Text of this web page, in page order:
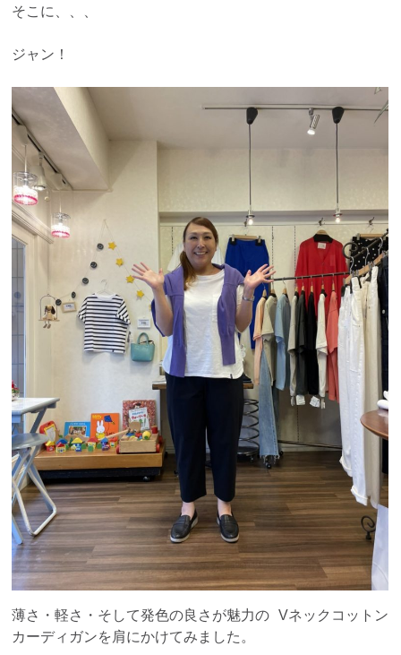
そこに、、、
ジャン！
薄さ・軽さ・そして発色の良さが魅力の Vネックコットン
カーディガンを肩にかけてみました。